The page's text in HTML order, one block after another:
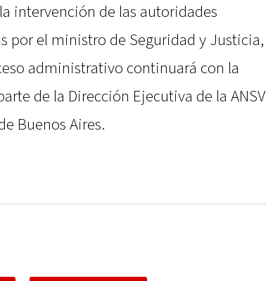
intervención de las autoridades
por el ministro de Seguridad y Justicia,
administrativo continuará con la
de la Dirección Ejecutiva de la ANSV
Buenos Aires.